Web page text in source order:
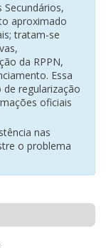
aproximado
tratam-se
da RPPN,
Essa
regularização
oficiais
nas
o problema